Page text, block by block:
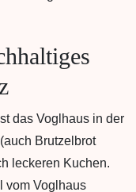
das Voglhaus in der
Brutzelbrot
leckeren Kuchen.
vom Voglhaus